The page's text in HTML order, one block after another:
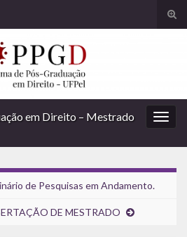
em Direito – Mestrado
de Pesquisas em Andamento.
DE MESTRADO